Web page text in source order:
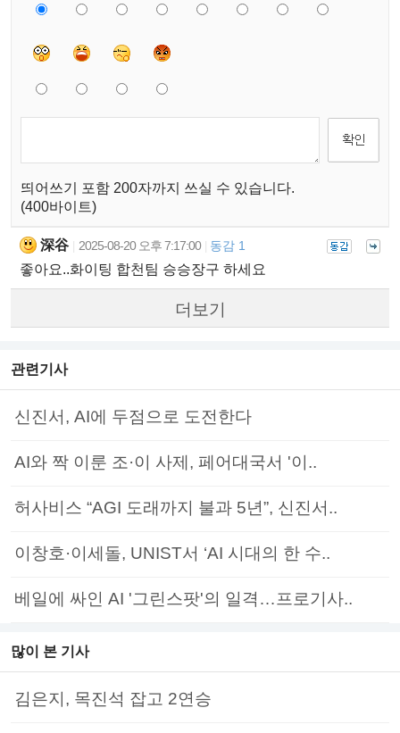
띄어쓰기 포함 200자까지 쓰실 수 있습니다.
(400바이트)
深谷 2025-08-20 오후 7:17:00 동감 1
좋아요..화이팅 합천팀 승승장구 하세요
더보기
관련기사
신진서, AI에 두점으로 도전한다
AI와 짝 이룬 조·이 사제, 페어대국서 '이..
허사비스 “AGI 도래까지 불과 5년”, 신진서..
이창호·이세돌, UNIST서 ‘AI 시대의 한 수..
베일에 싸인 AI '그린스팟'의 일격…프로기사..
많이 본 기사
김은지, 목진석 잡고 2연승